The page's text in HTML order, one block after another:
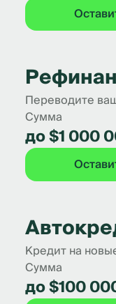
Переводите
Сумма
до $1 000
Кредит на
Сумма
до $100